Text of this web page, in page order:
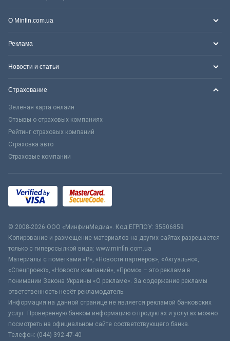
О Minfin.com.ua
Реклама
Новости и статьи
Страхование
Зеленая карта онлайн
Отзывы о страховых компаниях
Рейтинг страховых компаний
Страховка авто
Страховые компании
© 2008-2026 ООО «МинфинМедиа». Код ЕГРПОУ: 35506859
Копирование и размещение материалов на других сайтах разрешается
только с гиперссылкой вида: www.minfin.com.ua
Материалы с пометками «Р», «Новости партнёров», «Актуально»,
«Спецпроект», «Новости компаний», «Промо» – это реклама в
понимании Закона Украины «О рекламе». За содержание рекламы
ответственность несёт рекламодатель.
Информация на данной странице не является рекламой банковских
услуг. Проверенную банком информацию о продуктах и услугах можно
посмотреть на официальном сайте соответствующего банка.
Телефон: (044) 392-47-40